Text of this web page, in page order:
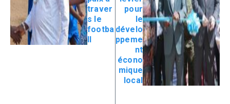
traver
s le
footba
pour
le
dévelo
ppeme
nt
écono
mique
local